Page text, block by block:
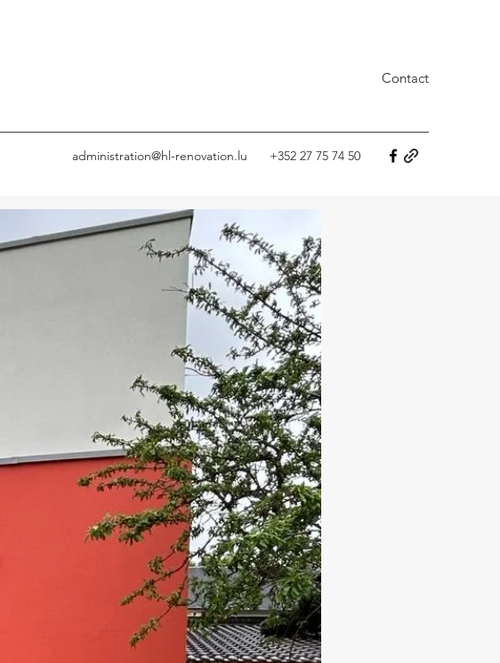
Contact
administration@hl-renovation.lu +352 27 75 74 50